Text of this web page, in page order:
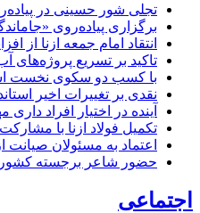
تجلی شور حسینی در
برگزاری پیاده‌روی
انتقاد امام جمعه ازنا از
تاکید بر تسریع پروژه‌های
با کسب دو سکوی نخست
نقدی بر تغییرات اخیر
آینده در اختیار افراد
تکمیل فولاد ازنا با
اعتماد به مسئولان صیانت
حضور شاعر برجسته کشور
اجتماعی